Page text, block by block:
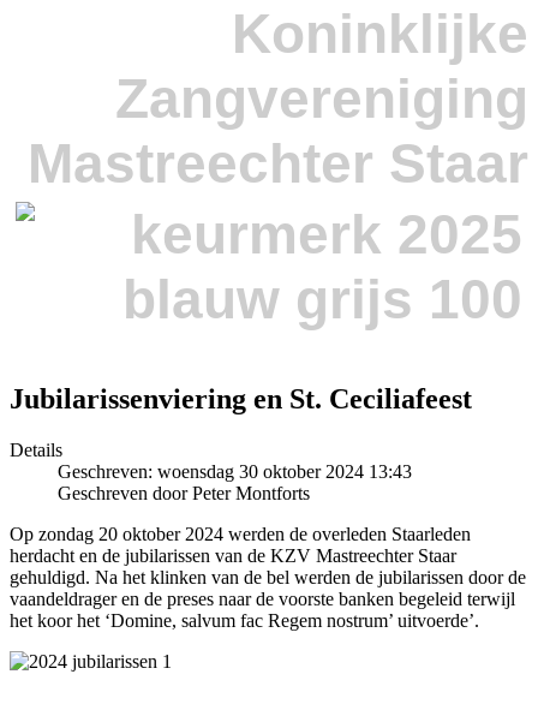
Koninklijke
Zangvereniging
Mastreechter Staar
Jubilarissenviering en St. Ceciliafeest
Details
Geschreven: woensdag 30 oktober 2024 13:43
Geschreven door Peter Montforts
Op zondag 20 oktober 2024 werden de overleden Staarleden
herdacht en de jubilarissen van de KZV Mastreechter Staar
gehuldigd. Na het klinken van de bel werden de jubilarissen door de
vaandeldrager en de preses naar de voorste banken begeleid terwijl
het koor het ‘Domine, salvum fac Regem nostrum’ uitvoerde’.